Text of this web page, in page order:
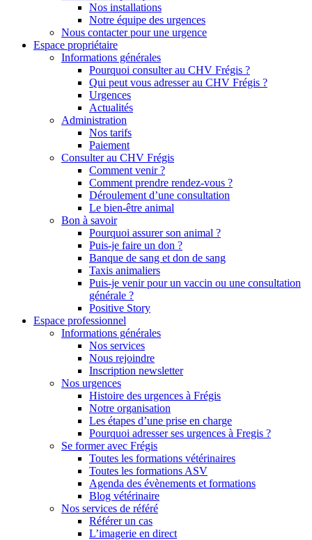
Nos installations
Notre équipe des urgences
Nous contacter pour une urgence
Espace propriétaire
Informations générales
Pourquoi consulter au CHV Frégis ?
Qui peut vous adresser au CHV Frégis ?
Urgences
Actualités
Administration
Nos tarifs
Paiement
Consulter au CHV Frégis
Comment venir ?
Comment prendre rendez-vous ?
Déroulement d’une consultation
Le bien-être animal
Bon à savoir
Pourquoi assurer son animal ?
Puis-je faire un don ?
Banque de sang et don de sang
Taxis animaliers
Puis-je venir pour un vaccin ou une consultation
générale ?
Positive Story
Espace professionnel
Informations générales
Nos services
Nous rejoindre
Inscription newsletter
Nos urgences
Histoire des urgences à Frégis
Notre organisation
Les étapes d’une prise en charge
Pourquoi adresser ses urgences à Fregis ?
Se former avec Frégis
Toutes les formations vétérinaires
Toutes les formations ASV
Agenda des évènements et formations
Blog vétérinaire
Nos services de référé
Référer un cas
L’imagerie en direct